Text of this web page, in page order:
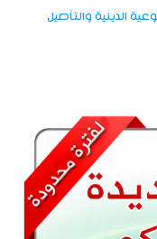
الدينية والتأصيل